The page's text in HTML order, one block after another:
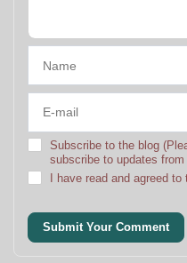
Subscribe to the blog
subscribe to updates
I have read and agreed to
Submit Your Comment